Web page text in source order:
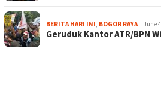
BERITA HARI INI, BOGOR RAYA June
Geruduk Kantor ATR/BPN